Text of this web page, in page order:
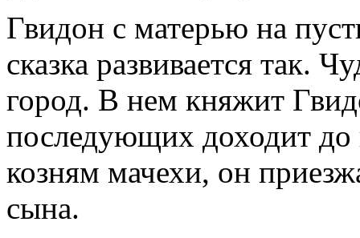
Гвидон с матерью на
сказка развивается так.
город. В нем княжит
последующих доходит до
козням мачехи, он
сына.